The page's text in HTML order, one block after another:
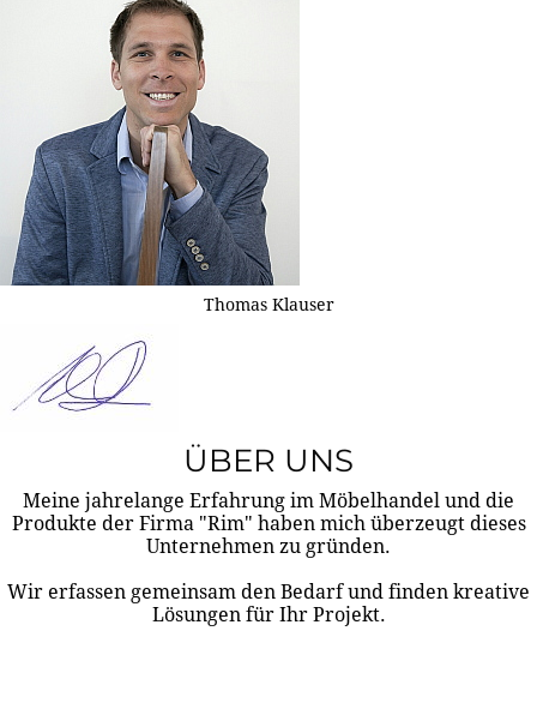
Thomas Klauser
ÜBER UNS
Meine jahrelange Erfahrung im Möbelhandel und die
Produkte der Firma "Rim" haben mich überzeugt dieses
Unternehmen zu gründen.
Wir erfassen gemeinsam den Bedarf und finden kreative
Lösungen für Ihr Projekt.